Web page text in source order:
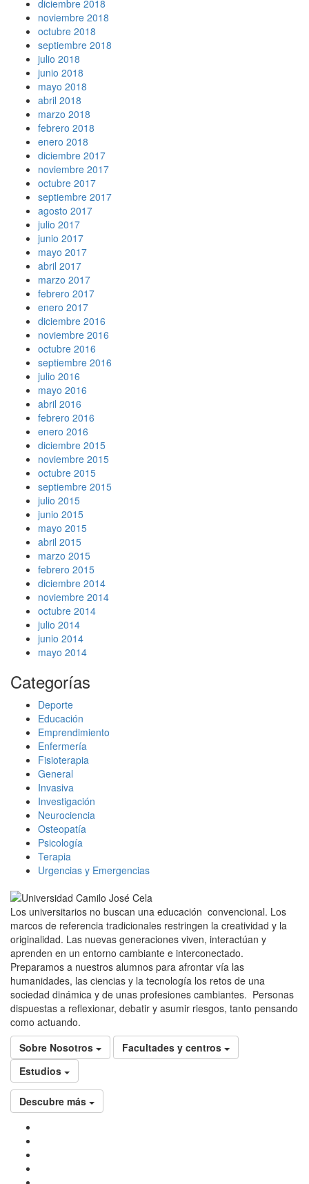
diciembre 2018
noviembre 2018
octubre 2018
septiembre 2018
julio 2018
junio 2018
mayo 2018
abril 2018
marzo 2018
febrero 2018
enero 2018
diciembre 2017
noviembre 2017
octubre 2017
septiembre 2017
agosto 2017
julio 2017
junio 2017
mayo 2017
abril 2017
marzo 2017
febrero 2017
enero 2017
diciembre 2016
noviembre 2016
octubre 2016
septiembre 2016
julio 2016
mayo 2016
abril 2016
febrero 2016
enero 2016
diciembre 2015
noviembre 2015
octubre 2015
septiembre 2015
julio 2015
junio 2015
mayo 2015
abril 2015
marzo 2015
febrero 2015
diciembre 2014
noviembre 2014
octubre 2014
julio 2014
junio 2014
mayo 2014
Categorías
Deporte
Educación
Emprendimiento
Enfermería
Fisioterapia
General
Invasiva
Investigación
Neurociencia
Osteopatía
Psicología
Terapia
Urgencias y Emergencias
Los universitarios no buscan una educación convencional. Los
marcos de referencia tradicionales restringen la creatividad y la
originalidad. Las nuevas generaciones viven, interactúan y
aprenden en un entorno cambiante e interconectado.
Preparamos a nuestros alumnos para afrontar vía las
humanidades, las ciencias y la tecnología los retos de una
sociedad dinámica y de unas profesiones cambiantes. Personas
dispuestas a reflexionar, debatir y asumir riesgos, tanto pensando
como actuando.
Sobre Nosotros
Facultades y centros
Estudios
Descubre más